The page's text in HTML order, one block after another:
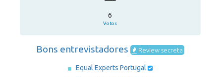
6
Votos
Bons entrevistadores Review secreta
Equal Experts Portugal